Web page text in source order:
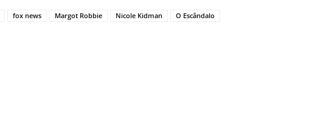
fox news Margot Robbie Nicole Kidman O Escândalo